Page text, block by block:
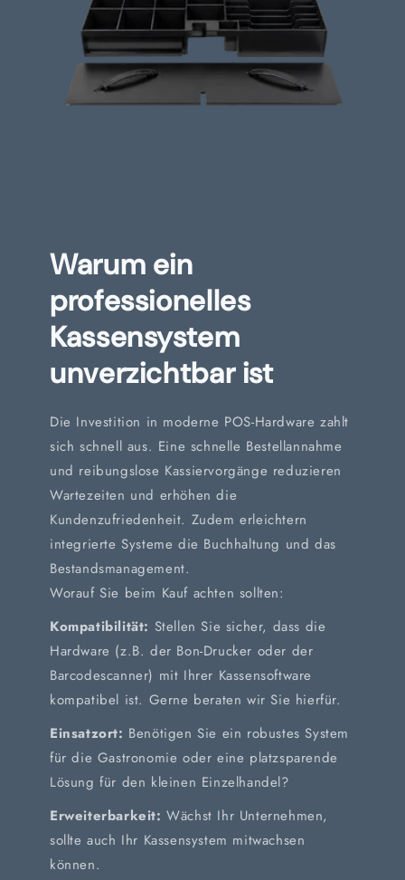
Warum ein
professionelles
Kassensystem
unverzichtbar ist
Die Investition in moderne POS-Hardware zahlt
sich schnell aus. Eine schnelle Bestellannahme
und reibungslose Kassiervorgänge reduzieren
Wartezeiten und erhöhen die
Kundenzufriedenheit. Zudem erleichtern
integrierte Systeme die Buchhaltung und das
Bestandsmanagement.
Worauf Sie beim Kauf achten sollten:
Kompatibilität: Stellen Sie sicher, dass die
Hardware (z.B. der Bon-Drucker oder der
Barcodescanner) mit Ihrer Kassensoftware
kompatibel ist. Gerne beraten wir Sie hierfür.
Einsatzort: Benötigen Sie ein robustes System
für die Gastronomie oder eine platzsparende
Lösung für den kleinen Einzelhandel?
Erweiterbarkeit: Wächst Ihr Unternehmen,
sollte auch Ihr Kassensystem mitwachsen
können.